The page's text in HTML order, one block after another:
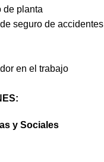
de planta
seguro de accidentes
en el trabajo
y Sociales